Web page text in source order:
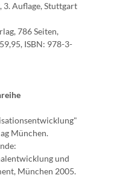
Auflage, Stuttgart
786 Seiten,
ISBN: 978-3-
München.
und
München 2005.